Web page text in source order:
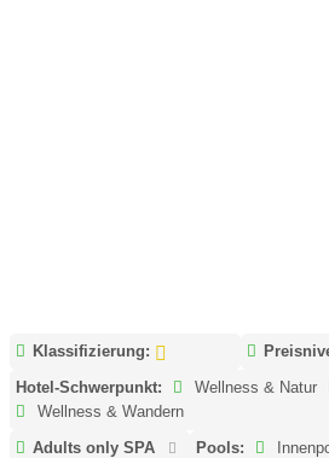
Klassifizierung:
Hotel-Schwerpunkt:
Wellness & Natur
Wellness & Wandern
Adults only SPA
Pools: